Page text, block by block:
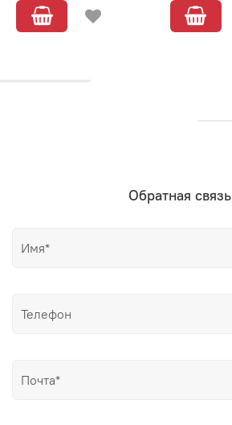
Обратная связь